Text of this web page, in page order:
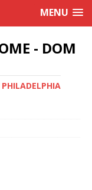
MENU
- DOM